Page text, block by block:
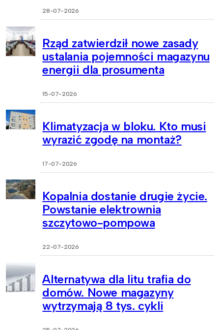
28-07-2026
Rząd zatwierdził nowe zasady
ustalania pojemności magazynu
energii dla prosumenta
15-07-2026
Klimatyzacja w bloku. Kto musi
wyrazić zgodę na montaż?
17-07-2026
Kopalnia dostanie drugie życie.
Powstanie elektrownia
szczytowo-pompowa
22-07-2026
Alternatywa dla litu trafia do
domów. Nowe magazyny
wytrzymają 8 tys. cykli